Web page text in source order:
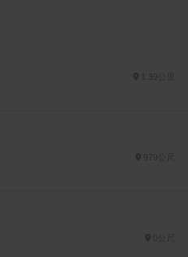
1.39公里
979公尺